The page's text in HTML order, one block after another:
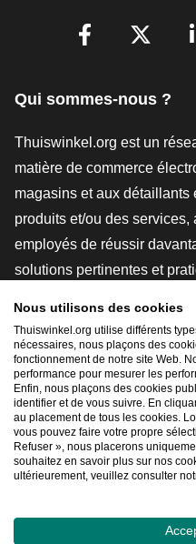
Qui sommes-nous ?
Thuiswinkel.org est un
matière de commerce
magasins et aux détaillants
produits et/ou des
employés de réussir
solutions pertinentes et
études de marché, et nous
plateforme
Naviguer rapidement
©
Nous utilisons des cookies
Thuiswinkel.org utilise différents
nécessaires, nous plaçons des
fonctionnement de notre site Web.
performance pour mesurer les
Enfin, nous plaçons des cookies
identifier et de vous suivre. En
au placement de tous les cookies.
vous pouvez faire votre propre
Refuser », nous placerons
souhaitez en savoir plus sur nos
ultérieurement, veuillez consulter